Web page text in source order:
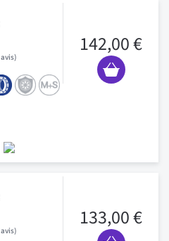
avis
142,00 €
avis
133,00 €